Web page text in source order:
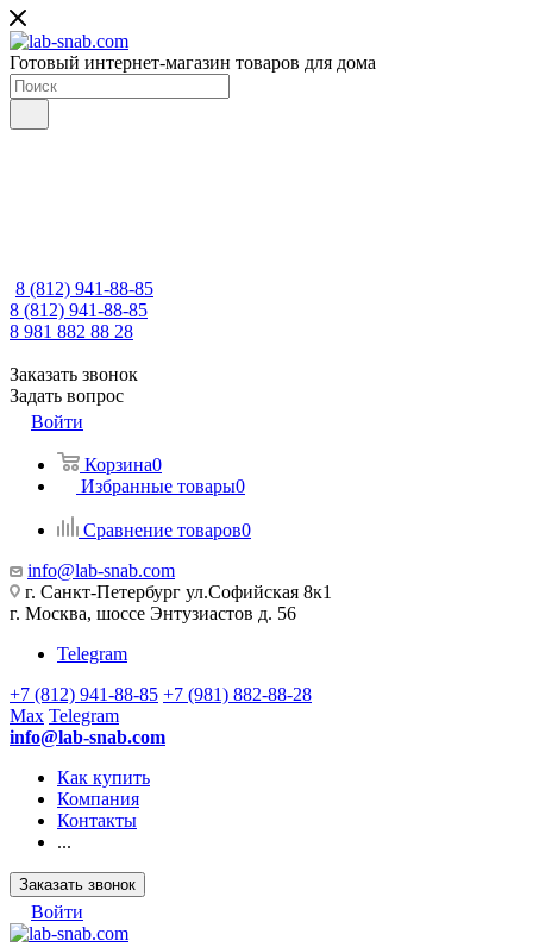
Готовый интернет-магазин товаров для дома
8 (812) 941-88-85
8 (812) 941-88-85
8 981 882 88 28
Заказать звонок
Задать вопрос
Войти
Корзина0
Избранные товары0
Сравнение товаров0
info@lab-snab.com
г. Санкт-Петербург ул.Софийская 8к1
г. Москва, шоссе Энтузиастов д. 56
Telegram
+7 (812) 941-88-85 +7 (981) 882-88-28
Max Telegram
info@lab-snab.com
Как купить
Компания
Контакты
...
Заказать звонок
Войти